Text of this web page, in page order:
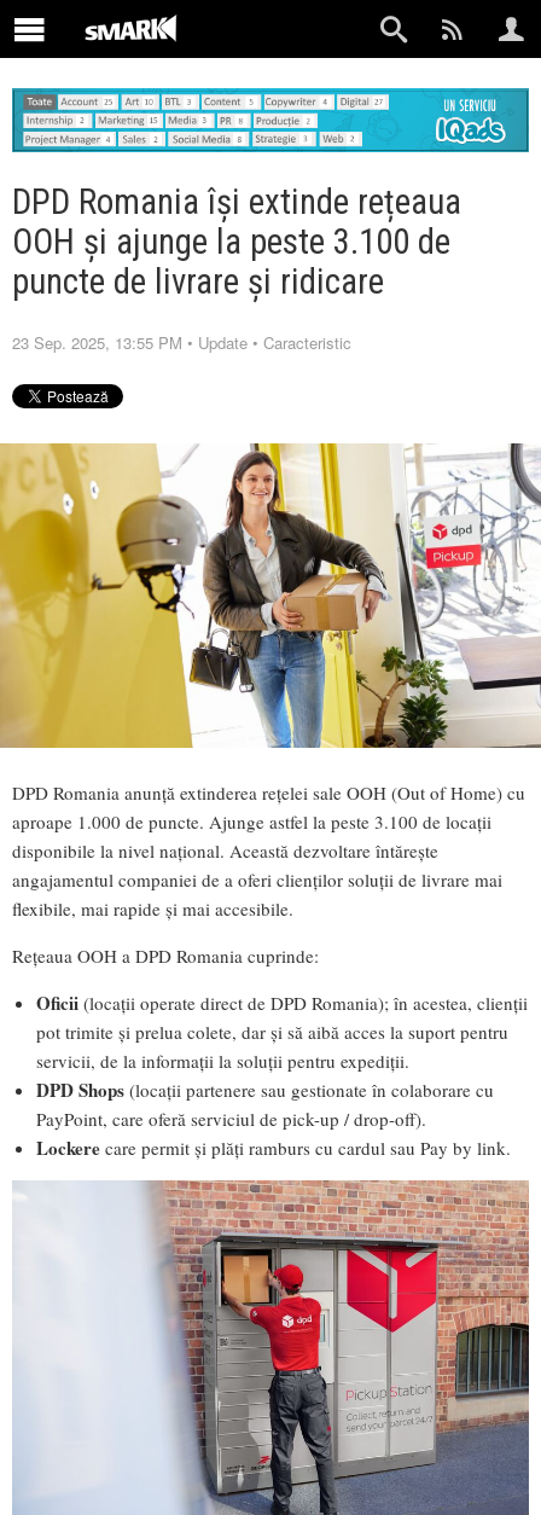
DPD Romania își extinde rețeaua
OOH și ajunge la peste 3.100 de
puncte de livrare și ridicare
23 Sep. 2025, 13:55 PM • Update • Caracteristic
DPD Romania anunță extinderea rețelei sale OOH (Out of Home) cu
aproape 1.000 de puncte. Ajunge astfel la peste 3.100 de locații
disponibile la nivel național. Această dezvoltare întărește
angajamentul companiei de a oferi clienților soluții de livrare mai
flexibile, mai rapide și mai accesibile.
Rețeaua OOH a DPD Romania cuprinde:
Oficii (locații operate direct de DPD Romania); în acestea, clienții
pot trimite și prelua colete, dar și să aibă acces la suport pentru
servicii, de la informații la soluții pentru expediții.
DPD Shops (locații partenere sau gestionate în colaborare cu
PayPoint, care oferă serviciul de pick-up / drop-off).
Lockere care permit și plăți ramburs cu cardul sau Pay by link.